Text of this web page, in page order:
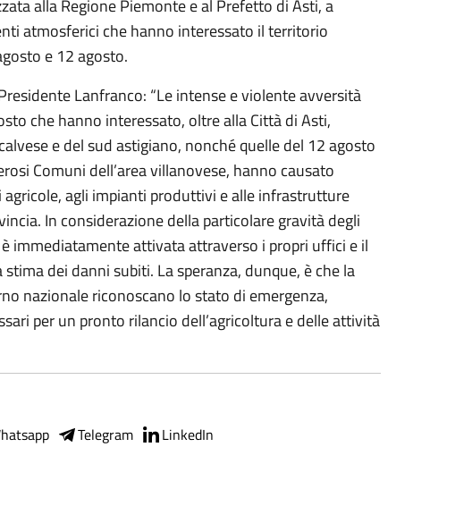
alla Regione Piemonte e al Prefetto di Asti, a
atmosferici che hanno interessato il territorio
e 12 agosto.
Lanfranco: “Le intense e violente avversità
che hanno interessato, oltre alla Città di Asti,
e del sud astigiano, nonché quelle del 12 agosto
Comuni dell’area villanovese, hanno causato
agli impianti produttivi e alle infrastrutture
In considerazione della particolare gravità degli
immediatamente attivata attraverso i propri uffici e il
dei danni subiti. La speranza, dunque, è che la
nazionale riconoscano lo stato di emergenza,
per un pronto rilancio dell’agricoltura e delle attività
Telegram LinkedIn